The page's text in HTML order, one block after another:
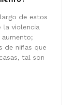
de estos
la violencia
de niñas que
tal son